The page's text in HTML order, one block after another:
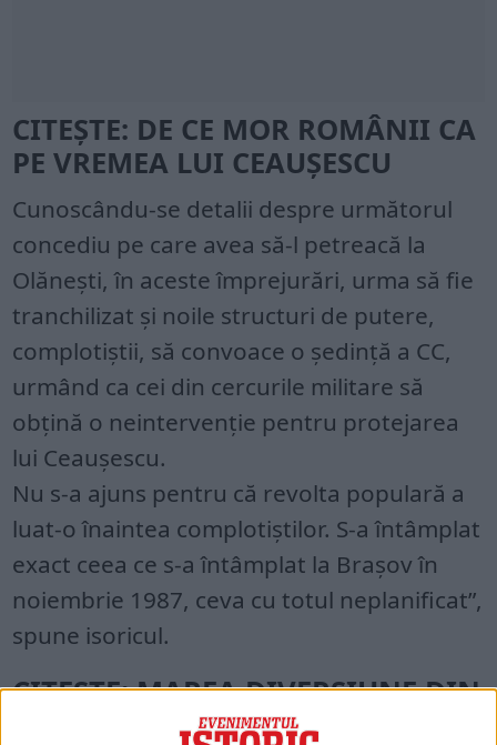
CITEȘTE: DE CE MOR ROMÂNII CA
PE VREMEA LUI CEAUȘESCU
Cunoscându-se detalii despre următorul
concediu pe care avea să-l petreacă la
Olănești, în aceste împrejurări, urma să fie
tranchilizat și noile structuri de putere,
complotiștii, să convoace o ședință a CC,
urmând ca cei din cercurile militare să
obțină o neintervenție pentru protejarea
lui Ceaușescu.
Nu s-a ajuns pentru că revolta populară a
luat-o înaintea complotiștilor. S-a întâmplat
exact ceea ce s-a întâmplat la Brașov în
noiembrie 1987, ceva cu totul neplanificat”,
spune isoricul.
CITEȘTE: MAREA DIVERSIUNE DIN
1989. DOCUMENT OFICIAL